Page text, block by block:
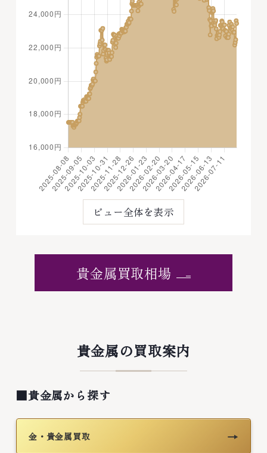
ビュー全体を表示
貴金属買取相場
貴金属の買取案内
■貴金属から探す
金・貴金属買取 →